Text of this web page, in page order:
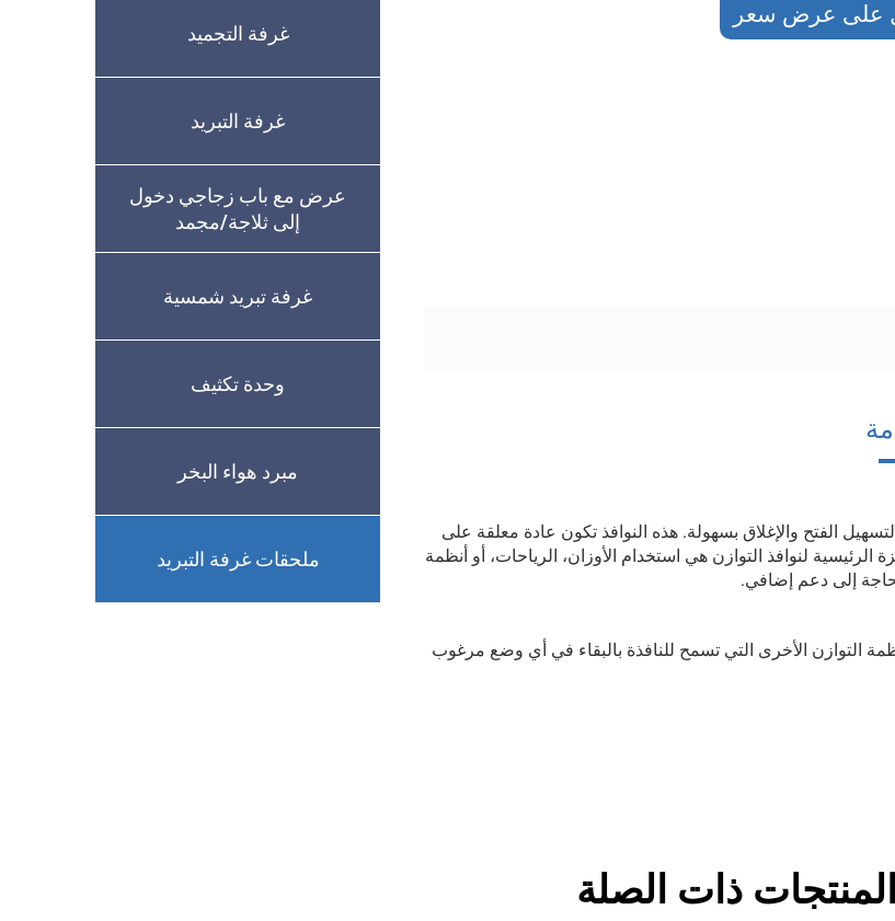
غرفة التجميد
غرفة التبريد
عرض مع باب زجاجي دخول
إلى ثلاجة/مجمد
غرفة تبريد شمسية
وحدة تكثيف
مبرد هواء البخر
ملحقات غرفة التبريد
على عرض سعر
الفتح والإغلاق بسهولة. هذه النوافذ تكون عادة معلقة على
لنوافذ التوازن هي استخدام الأوزان، الرياحات، أو أنظمة
إلى دعم إضافي.
التوازن الأخرى التي تسمح للنافذة بالبقاء في أي وضع مرغوب
المنتجات ذات الصلة